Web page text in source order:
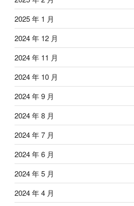
2025 年 1 月
2024 年 12 月
2024 年 11 月
2024 年 10 月
2024 年 9 月
2024 年 8 月
2024 年 7 月
2024 年 6 月
2024 年 5 月
2024 年 4 月